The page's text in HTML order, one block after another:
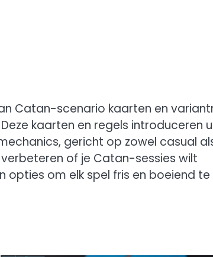
Catan-scenario kaarten en
kaarten en regels introduceren
gericht op zowel casual
of je Catan-sessies wilt
opties om elk spel fris en boeiend te